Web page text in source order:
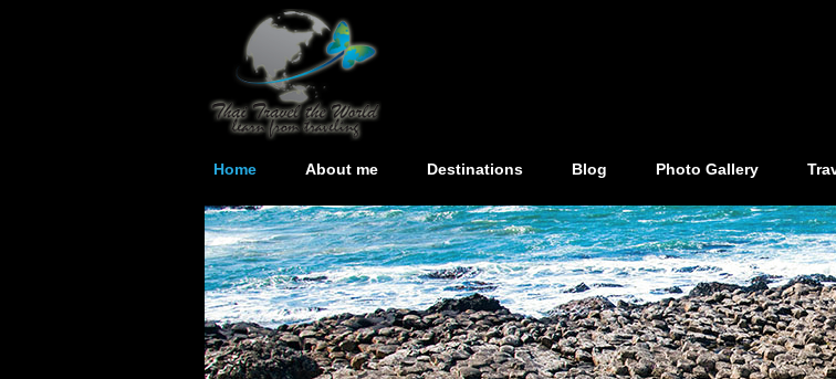
Home About me Destinations Blog Photo Gallery